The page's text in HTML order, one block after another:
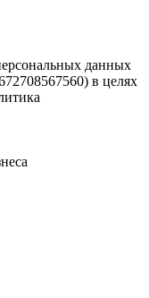
данных
в целях